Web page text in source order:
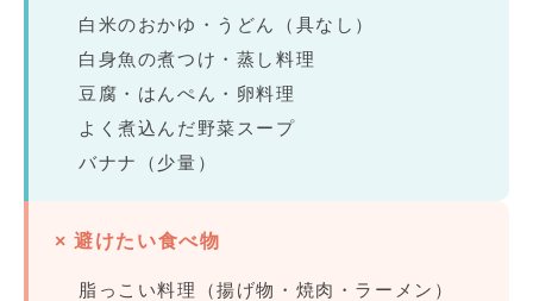
白米のおかゆ・うどん（具なし）
白身魚の煮つけ・蒸し料理
豆腐・はんぺん・卵料理
よく煮込んだ野菜スープ
バナナ（少量）
× 避けたい食べ物
脂っこい料理（揚げ物・焼肉・ラーメン）